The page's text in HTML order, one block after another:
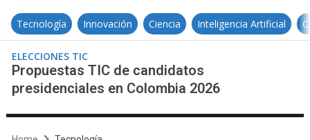
Tecnología Innovación Ciencia Inteligencia Artificial
ELECCIONES TIC
Propuestas TIC de candidatos
presidenciales en Colombia 2026